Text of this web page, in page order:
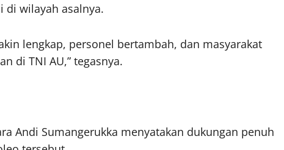
di wilayah asalnya.
lengkap, personel bertambah, dan masyarakat
di TNI AU,” tegasnya.
Andi Sumangerukka menyatakan dukungan penuh